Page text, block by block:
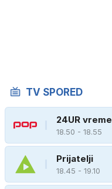
TV SPORED
24UR vreme
18.50 - 18.55
Prijatelji
18.45 - 19.10